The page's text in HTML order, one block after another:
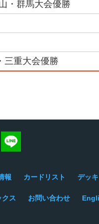
・群馬大会優勝
三重大会優勝
する
Facebookでシェアする
報 カードリスト デッ
クス お問い合わせ